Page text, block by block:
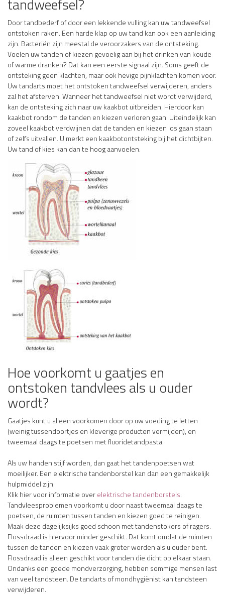
Door tandbederf of door een lekkende vulling kan uw tandweefsel
ontstoken raken. Een harde klap op uw tand kan ook een aanleiding
zijn. Bacteriën zijn meestal de veroorzakers van de ontsteking.
Voelen uw tanden of kiezen gevoelig aan bij het drinken van koude
of warme dranken? Dat kan een eerste signaal zijn. Soms geeft de
ontsteking geen klachten, maar ook hevige pijnklachten komen voor.
Uw tandarts moet het ontstoken tandweefsel verwijderen, anders
zal het afsterven. Wanneer het tandweefsel niet wordt verwijderd,
kan de ontsteking zich naar uw kaakbot uitbreiden. Hierdoor kan
kaakbot rondom de tanden en kiezen verloren gaan. Uiteindelijk kan
zoveel kaakbot verdwijnen dat de tanden en kiezen los gaan staan
of zelfs uitvallen. U merkt een kaakbotontsteking bij het dichtbijten.
Uw tand of kies kan dan te hoog aanvoelen.
Hoe voorkomt u gaatjes en
ontstoken tandvlees als u ouder
wordt?
Gaatjes kunt u alleen voorkomen door op uw voeding te letten
(weinig tussendoortjes en kleverige producten vermijden), en
tweemaal daags te poetsen met fluoridetandpasta.
Als uw handen stijf worden, dan gaat het tandenpoetsen wat
moeilijker. Een elektrische tandenborstel kan dan een gemakkelijk
hulpmiddel zijn.
Klik hier voor informatie overelektrische tandenborstels.
Tandvleesproblemen voorkomt u door naast tweemaal daags te
poetsen, de ruimten tussen tanden en kiezen goed te reinigen.
Maak deze dagelijksijks goed schoon met tandenstokers of ragers.
Flossdraad is hiervoor minder geschikt. Dat komt omdat de ruimten
tussen de tanden en kiezen vaak groter worden als u ouder bent.
Flossdraad is alleen geschikt voor tanden die dicht op elkaar staan.
Ondanks een goede mondverzorging, hebben sommige mensen last
van veel tandsteen. De tandarts of mondhygiënist kan tandsteen
verwijderen.